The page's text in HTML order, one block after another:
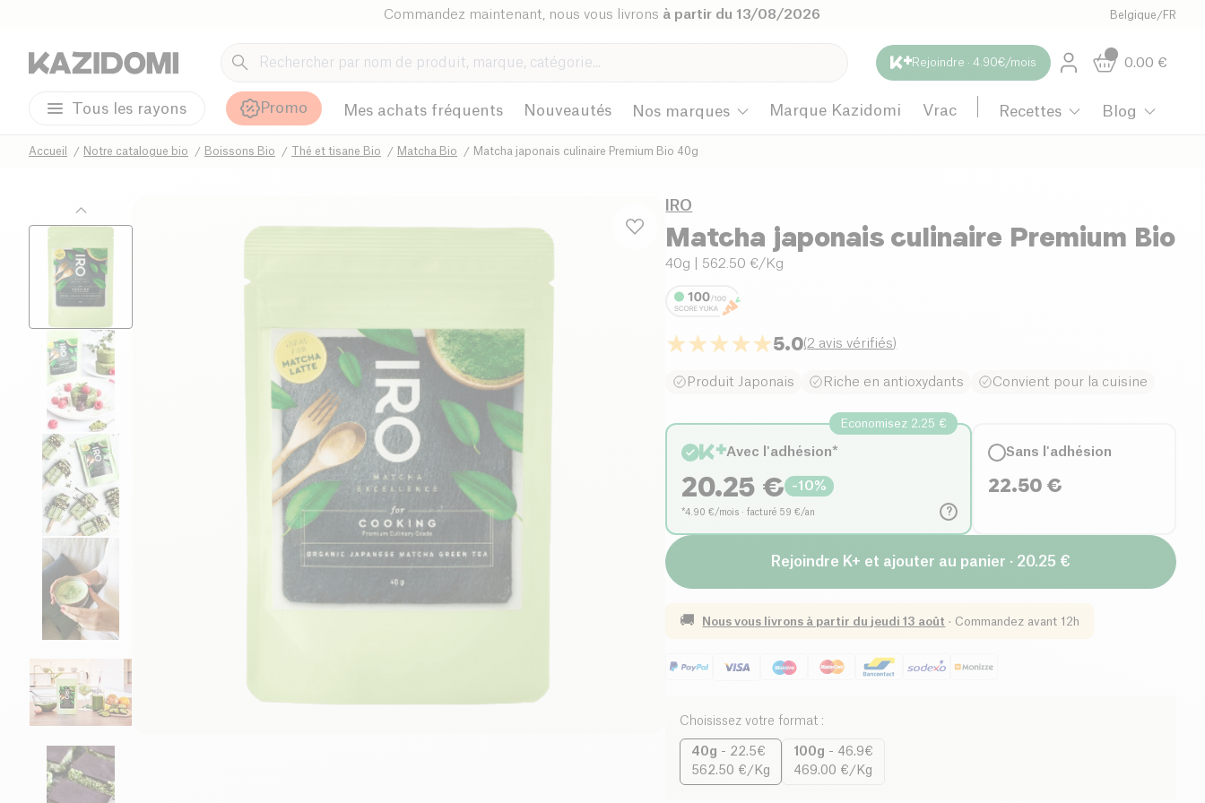
Commandez maintenant, nous vous livrons à partir du 13/08/2026 Belgique /FR
Rejoindre · 4.90€/mois 0.00 €
Tous les rayons Promo Mes achats fréquents Nouveautés Nos marques Marque Kazidomi Vrac Recettes Blog
Accueil Notre catalogue bio Boissons Bio Thé et tisane Bio Matcha Bio Matcha japonais culinaire Premium Bio 40g
IRO
Matcha japonais culinaire Premium Bio
40g | 562.50 €/Kg
5.0(2 avis vérifiés)
Produit Japonais Riche en antioxydants Convient pour la cuisine
?
Economisez 2.25 €
Avec l'adhésion*
20.25 € -10%
*4.90 €/mois · facturé 59 €/an
Sans l'adhésion
22.50 €
Rejoindre K+ et ajouter au panier · 20.25 €
🚚 Nous vous livrons à partir du jeudi 13 août · Commandez avant 12h
Choisissez votre format :
40g - 22.5€
562.50 €/Kg
100g - 46.9€
469.00 €/Kg